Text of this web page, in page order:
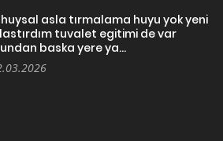
asla tırmalama huyu yok yeni
tuvalet egitimi de var
baska yere ya...